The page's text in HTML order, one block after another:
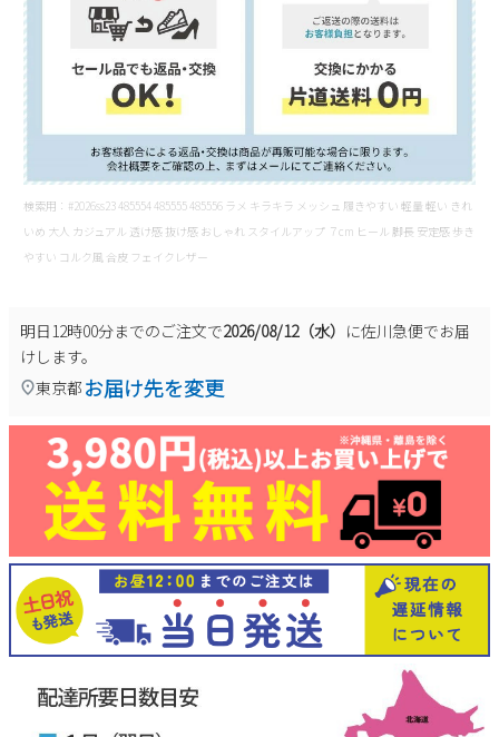
検索用：#2026ss23 485554 485555 485556 ラメ キラキラ メッシュ 履きやすい 軽量 軽い きれ
いめ 大人 カジュアル 透け感 抜け感 おしゃれ スタイルアップ ７cm ヒール 脚長 安定感 歩き
やすい コルク風 合皮 フェイクレザー
明日12時00分までのご注文で2026/08/12（水） に佐川急便でお届
けします。
東京都 お届け先を変更